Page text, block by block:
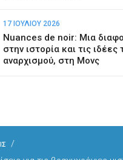
17 ΙΟΥΛΊΟΥ 2026
Nuances de noir: Μια
στην ιστορία και τις ιδέες
αναρχισμού, στη Μονς
/